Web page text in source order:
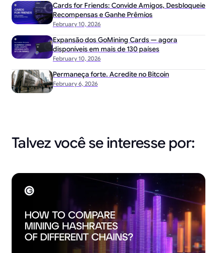
February 10, 2026
Cards for Friends: Convide Amigos, Desbloqueie
Recompensas e Ganhe Prêmios
February 10, 2026
Expansão dos GoMining Cards — agora
disponíveis em mais de 130 países
February 6, 2026
Permaneça forte. Acredite no Bitcoin
Talvez você se interesse por: